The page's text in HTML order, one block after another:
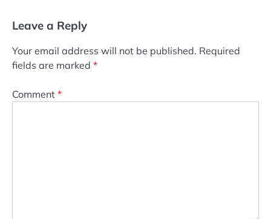
Leave a Reply
Your email address will not be published. Required
fields are marked *
Comment *